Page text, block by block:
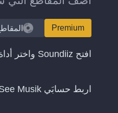
Premium
افتح Soundiiz واختر أداة «نقل»
اربط حسابَي YouSee Musik وApple Music لديك